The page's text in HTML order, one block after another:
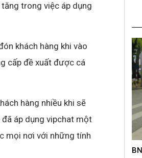
trong việc áp dụng
khách hàng khi vào
cấp đề xuất được cá
hàng nhiều khi sẽ
đã áp dụng vipchat một
mọi nơi với những tính